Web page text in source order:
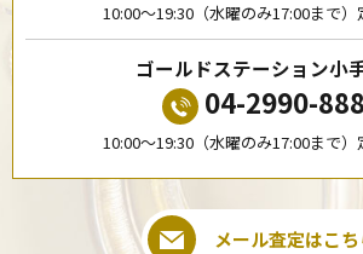
10:00〜19:30（水曜のみ17:00まで）
ゴールドステーション小
04-2990-
10:00〜19:30（水曜のみ17:00まで）
メール査定はこち